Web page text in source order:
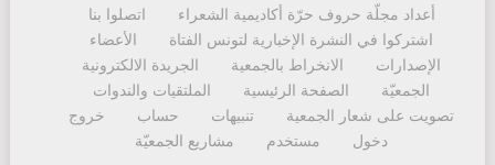
أعداد مجلّة حروف حرّة أكاديمية الشعراء
اتصلوا بنا
اشتركوا في النشرة الإخبارية لتونس الفتاة
الأعضاء
الإصدارات
الانخراط بالجمعية
الجريدة الالكترونية
الجمعيّة
الصفحة الرئيسية
الملتقيات والندوات
تصويت على شعار الجمعية
تنبيهات حساب
خروج
دخول
مستخدم مشاريع الجمعيّة